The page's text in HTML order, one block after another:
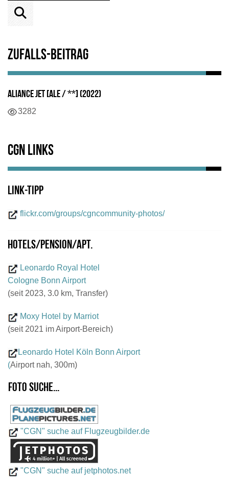
Zufalls-Beitrag
Aliance Jet [ALE / **] (2022)
Details
3282
CGN Links
Link-Tipp
flickr.com/groups/cgncommunity-photos/
Hotels/Pension/Apt.
Leonardo Royal Hotel
Cologne Bonn Airport
(seit 2023, 3.0 km, Transfer)
Moxy Hotel by Marriot
(seit 2021 im Airport-Bereich)
Leonardo Hotel Köln Bonn Airport
(Airport nah, 300m)
Foto suche...
"CGN" suche auf Flugzeugbilder.de
"CGN" suche auf jetphotos.net